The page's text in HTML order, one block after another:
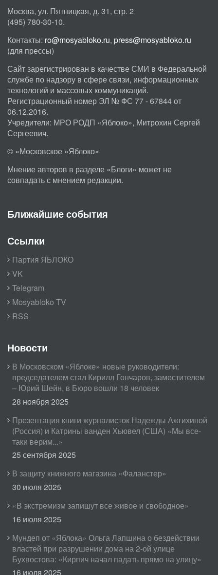
Москва, ул. Пятницкая, д. 31, стр. 2
(495) 780-30-10.
Контакты: ro@mosyabloko.ru, press@mosyabloko.ru
(для прессы)
Сайт зарегистрирован в качестве СМИ в Федеральной
службе по надзору в сфере связи, информационных
технологий и массовых коммуникаций.
Регистрационный номер ЭЛ № ФС 77 - 67844 от
06.12.2016.
Учредители: МРО РОДП «Яблоко», Митрохин Сергей
Сергеевич.
© «Московское «Яблоко»
Мнение авторов в разделе «Блоги» может не
совпадать с мнением редакции.
Ближайшие события
Ссылки
Партия ЯБЛОКО
VK
Telegram
Mosyabloko TV
RSS
Новости
В Московском «Яблоке» новые руководители:
председателем стал Кирилл Гончаров, заместителем
– Юрий Шейн, в Бюро вошли 18 человек
28 ноября 2025
Презентация книги журналисток Надежды Ажгихиной
(Россия) и Катрины ванден Хьювел (США) «Мы все-
таки верим...»
25 сентября 2025
В защиту книжного магазина «Фаланстер»
30 июля 2025
«В экстремизм запишут все живое и свободное»
16 июля 2025
Мундеп от «Яблока» Ольга Лапшина о бездействии
властей при разрушении дома на 2-ой улице
Бухвостова: «Кирпич начал падать прямо на улицу»
16 июля 2025